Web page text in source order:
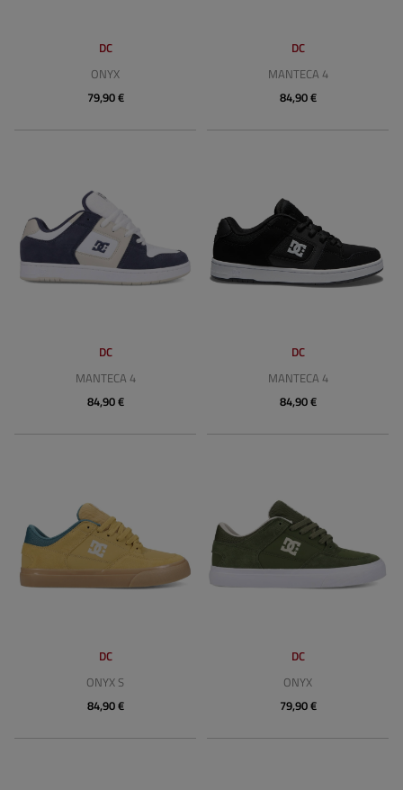
DC
ONYX
79,90 €
DC
MANTECA 4
84,90 €
DC
MANTECA 4
84,90 €
DC
MANTECA 4
84,90 €
DC
ONYX S
84,90 €
DC
ONYX
79,90 €